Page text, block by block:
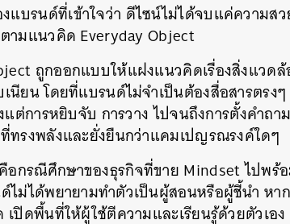
แบรนด์ที่เข้าใจว่า ดีไซน์ไม่ได้จบแค่ความส
ามแนวคิด Everyday Object
ถูกออกแบบให้แฝงแนวคิดเรื่องสิ่งแวด
นียน โดยที่แบรนด์ไม่จำเป็นต้องสื่อสารตรง
แต่การหยิบจับ การวาง ไปจนถึงการตั้งคำถ
ทรงพลังและยั่งยืนกว่าแคมเปญรณรงค์ใดๆ
อกรณีศึกษาของธุรกิจที่ขาย Mindset ไปพ
ไม่ได้พยายามทำตัวเป็นผู้สอนหรือผู้ชี้นำ หา
ปิดพื้นที่ให้ผู้ใช้ตีความและเรียนรู้ด้วยตัวเอง
SHARE TWEET LINE EMAIL